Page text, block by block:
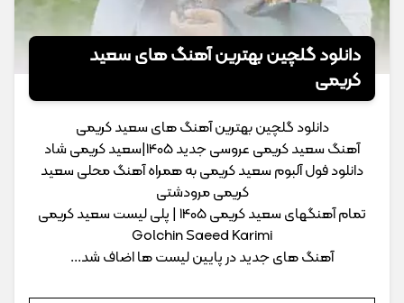
دانلود گلچین بهترین آهنگ های سعید
کریمی
دانلود گلچین بهترین آهنگ های سعید کریمی
آهنگ سعید کریمی عروسی جدید 1405|سعید کریمی شاد
دانلود فول آلبوم سعید کریمی به همراه آهنگ محلی سعید
کریمی مرودشتی
تمام آهنگهای سعید کریمی 1405 | پلی لیست سعید کریمی
Golchin Saeed Karimi
آهنگ های جدید در پایین لیست ها اضاف شد...